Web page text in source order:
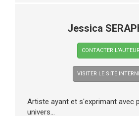
Jessica
CONTACTER L’AUTEUR
VISITER LE SITE
Artiste ayant et s'exprimant avec
univers...